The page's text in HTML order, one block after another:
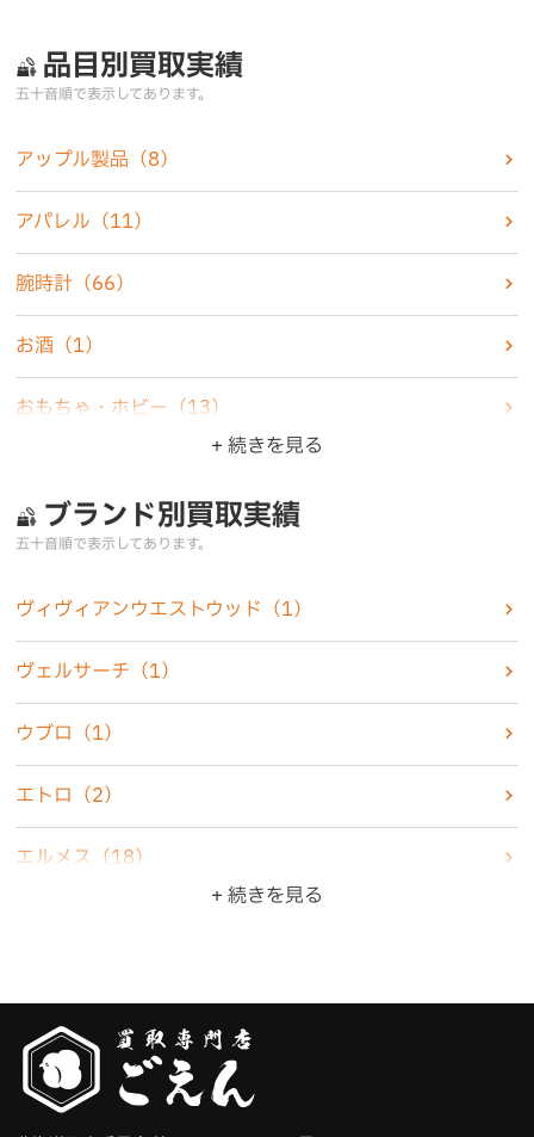
品目別買取実績
五十音順で表示してあります。
アップル製品 （8）
アパレル （11）
腕時計 （66）
お酒 （1）
おもちゃ・ホビー （13）
家電製品（6）
カメラ
化粧品 （2）
香水 （7）
古銭・古紙幣
骨董品 （5）
（10）
食器（3）
ブランド品 （47）
+ 続きを見る
ブランド別買取実績
五十音順で表示してあります。
ヴィヴィアンウエストウッド （1）
ヴェルサーチ （1）
ウブロ （1）
エトロ （2）
エルメス （18）
カルティエ （4）
グッチ（6）
+ 続きを見る